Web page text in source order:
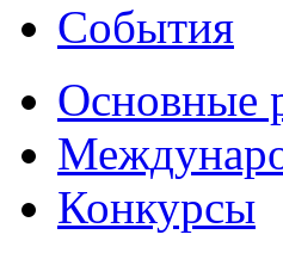
События
Основные
Конкурсы